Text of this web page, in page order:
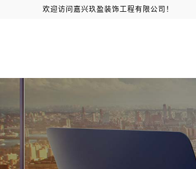
欢迎访问嘉兴玖盈装饰工程有限公司！